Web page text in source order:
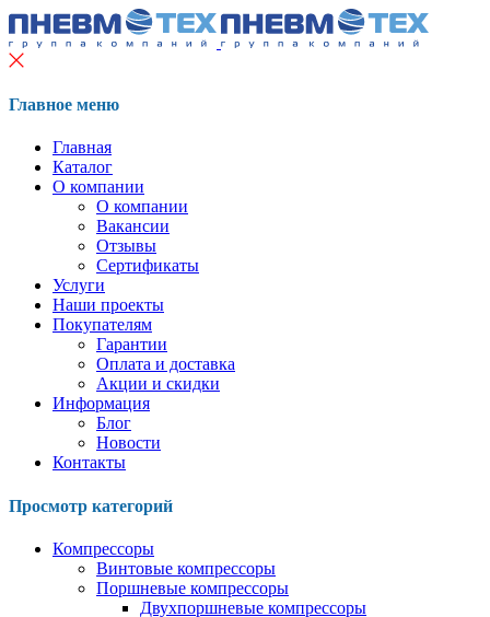
Главное меню
Главная
Каталог
О компании
О компании
Вакансии
Отзывы
Сертификаты
Услуги
Наши проекты
Покупателям
Гарантии
Оплата и доставка
Акции и скидки
Информация
Блог
Новости
Контакты
Просмотр категорий
Компрессоры
Винтовые компрессоры
Поршневые компрессоры
Двухпоршневые компрессоры